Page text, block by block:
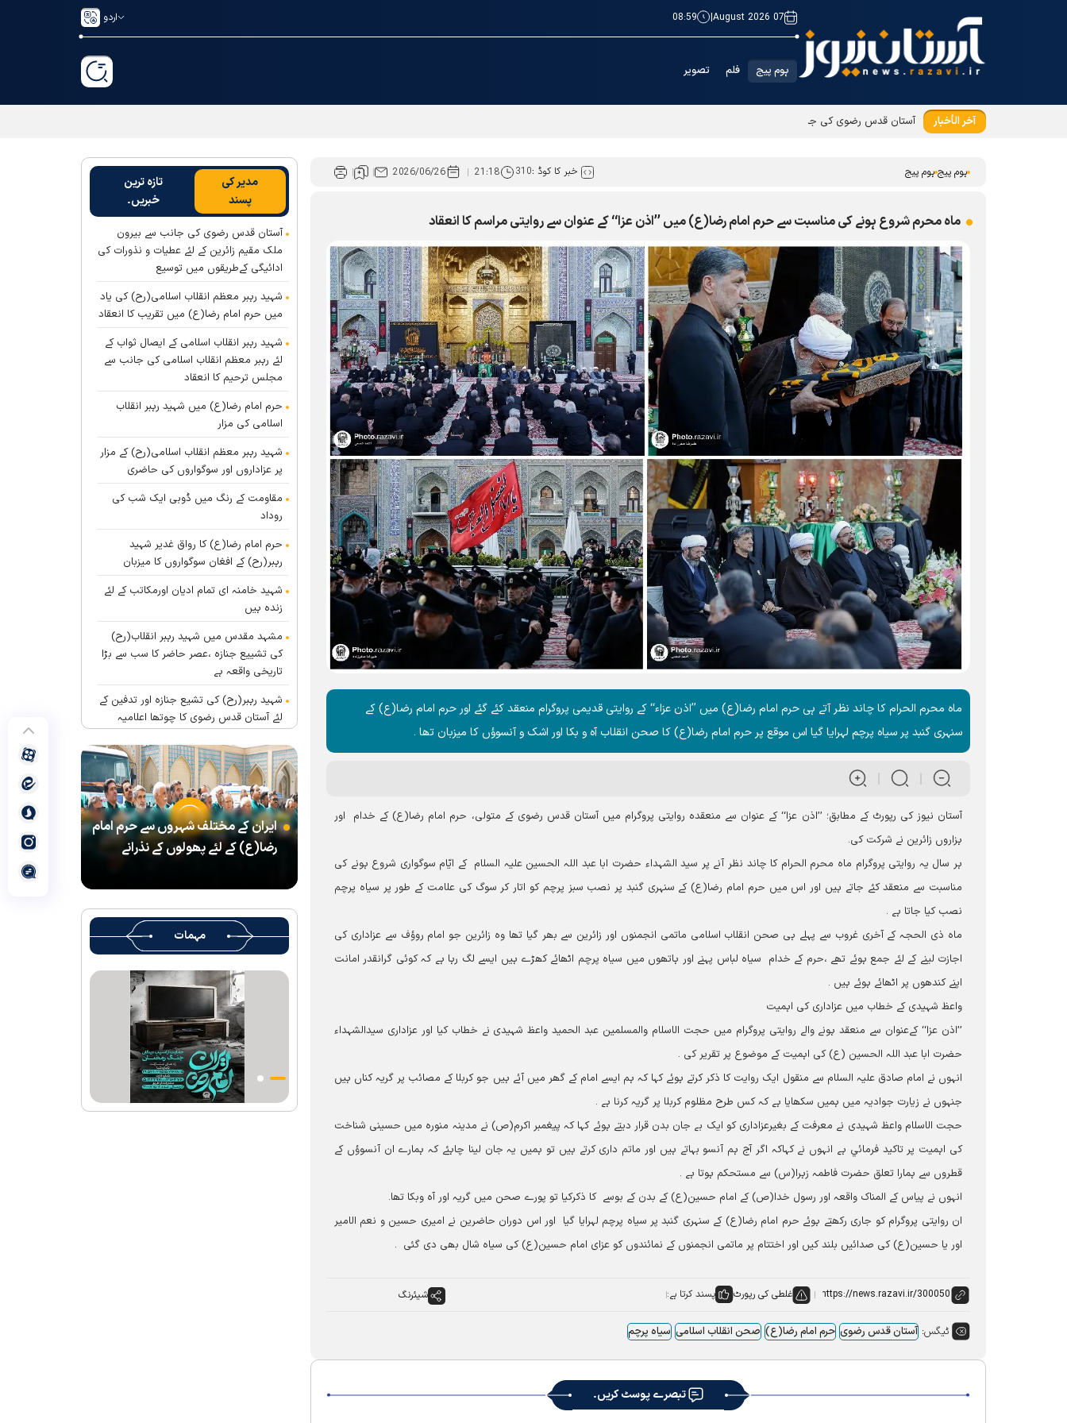
07 August 2026
|
08:59 اردو
ہوم پیج فلم تصویر
آخر الأخبار آستان قدس رضوی کی جانب سے بیرون ملک مقیم زائرین کے لئے عطیات و نذورات کی ادائیگی کےطریقوں میں توسیع
ہوم پیج ہوم پیج خبر کا کوڈ :310
21:18
2026/06/26
ماہ محرم شروع ہونے کی مناسبت سے حرم امام رضا(ع) میں ’’اذن عزا‘‘ کے عنوان سے روایتی مراسم کا انعقاد
ماہ محرم الحرام کا چاند نظر آتے ہی حرم امام رضا(ع) میں ’’اذن عزاء‘‘ کے روایتی قدیمی پروگرام منعقد کئے گئے اور حرم امام رضا(ع) کے
سنہری گنبد پر سیاہ پرچم لہرایا گیا اس موقع پر حرم امام رضا(ع) کا صحن انقلاب آہ و بکا اور اشک و آنسوؤں کا میزبان تھا ۔
آستان نیوز کی رپورٹ کے مطابق؛ ’’اذن عزا‘‘ کے عنوان سے منعقدہ روایتی پروگرام میں آستان قدس رضوی کے متولی، حرم امام رضا(ع) کے خدام اور
ہزاروں زائرین نے شرکت کی۔
ہر سال یہ روایتی پروگرام ماہ محرم الحرام کا چاند نظر آنے پر سید الشہداء حضرت ابا عبد اللہ الحسین علیہ السلام کے ایّام سوگواری شروع ہونے کی
مناسبت سے منعقد کئے جاتے ہیں اور اس میں حرم امام رضا(ع) کے سنہری گنبد پر نصب سبز پرچم کو اتار کر سوگ کی علامت کے طور پر سیاہ پرچم
نصب کیا جاتا ہے ۔
ماہ ذی الحجہ کے آخری غروب سے پہلے ہی صحن انقلاب اسلامی ماتمی انجمنوں اور زائرین سے بھر گیا تھا وہ زائرین جو امام روؤف سے عزاداری کی
اجازت لینے کے لئے جمع ہوئے تھے ،حرم کے خدام سیاہ لباس پہنے اور ہاتھوں میں سیاہ پرچم اٹھائے کھڑے ہیں ایسے لگ رہا ہے کہ کوئی گرانقدر امانت
اپنے کندھوں پر اٹھائے ہوئے ہیں ۔
واعظ شہیدی کے خطاب میں عزاداری کی اہمیت
’’اذن عزا‘‘ کےعنوان سے منعقد ہونے والے روایتی پروگرام میں حجت الاسلام والمسلمین عبد الحمید واعظ شہیدی نے خطاب کیا اور عزاداری سیدالشہداء
حضرت ابا عبد اللہ الحسین (ع) کی اہمیت کے موضوع پر تقریر کی ۔
انہوں نے امام صادق علیہ السلام سے منقول ایک روایت کا ذکر کرتے ہوئے کہا کہ ہم ایسے امام کے گھر میں آئے ہیں جو کربلا کے مصائب پر گریہ کناں ہیں
جنہوں نے زیارت جوادیہ میں ہمیں سکھایا ہے کہ کس طرح مظلوم کربلا پر گریہ کرنا ہے ۔
حجت الاسلام واعظ شہیدی نے معرفت کے بغیرعزاداری کو ایک بے جان بدن قرار دیتے ہوئے کہا کہ پیغمبر اکرم(ص) نے مدینہ منورہ میں حسینی شناخت
کی اہمیت پر تاکید فرمائي ہے انہوں نے کہاکہ اگر آج ہم آنسو بہاتے ہیں اور ماتم داری کرتے ہیں تو ہمیں یہ جان لینا چاہئے کہ ہمارے ان آنسوؤں کے
قطروں سے ہمارا تعلق حضرت فاطمہ زہرا(س) سے مستحکم ہوتا ہے ۔
انہوں نے پیاس کے المناک واقعہ اور رسول خدا(ص) کے امام حسین(ع) کے بدن کے بوسے کا ذکرکیا تو پورے صحن میں گریہ اور آہ وبکا تھا۔
ان روایتی پروگرام کو جاری رکھتے ہوئے حرم امام رضا(ع) کے سنہری گنبد پر سیاہ پرچم لہرایا گیا اور اس دوران حاضرین نے امیری حسین و نعم الامیر
اور یا حسین(ع) کی صدائیں بلند کیں اور اختتام پر ماتمی انجمنوں کے نمائندوں کو عزای امام حسین(ع) کی سیاہ شال بھی دی گئی ۔
غلطی کی رپورٹ پسند کرتا ہے: شیئرنگ
ٹیگس: آستان قدس رضوی حرم امام رضا(ع) صحن انقلاب اسلامی سیاہ پرچم
تبصرے پوسٹ کریں۔
مدیر کی
پسند
تازہ ترین
خبریں۔
آستان قدس رضوی کی جانب سے بیرون
ملک مقیم زائرین کے لئے عطیات و نذورات کی
ادائیگی کےطریقوں میں توسیع
شہید رہبر معظم انقلاب اسلامی(رح) کی یاد
میں حرم امام رضا(ع) میں تقریب کا انعقاد
شہید رہبر انقلاب اسلامی کے ایصال ثواب کے
لئے رہبر معظم انقلاب اسلامی کی جانب سے
مجلس ترحیم کا انعقاد
حرم امام رضا(ع) میں شہید رہبر انقلاب
اسلامی کی مزار
شہید رہبر معظم انقلاب اسلامی(رح) کے مزار
پر عزاداروں اور سوگواروں کی حاضری
مقاومت کے رنگ میں ڈوبی ایک شب کی
روداد
حرم امام رضا(ع) کا رواق غدیر شہید
رہبر(رح) کے افغان سوگواروں کا میزبان
شہید خامنہ ای تمام ادیان اورمکاتب کے لئے
زندہ ہيں
مشہد مقدس میں شہید رہبر انقلاب(رح)
کی تشییع جنازہ ،عصر حاضر کا سب سے بڑا
تاریخی واقعہ ہے
شہید رہبر(رح) کی تشیع جنازہ اور تدفین کے
لئے آستان قدس رضوی کا چوتھا اعلامیہ
حرم امام رضا(ع) میں واقع شہید رہبر(رح)
کے تحائف کا میوزیم اور قرآنی میوزیم کھول
دیا گیا ہے
شہید رہبر کے تشیع جنازہ میں شرکت کے لئے
آستان قدس رضوی کے متولی کا پیغام
بین الاقوامی سطح پر ’’قومو للہ‘‘ نعرے کی
پروگرام
رہبرشہید کے سوگواروں کے لئے کرامت رضوی
(( آقای شہید ایران )) نامی چار جلدوں پر
مشتمل کتاب منظرعام پر آگئی
شہید رہبر(رح) ایک قرآنی نابغہ اور قرآنی
احکامات پرعمل کرنے والی شخصیت تھے؛
استاد پناہی
ایران کے مختلف شہروں سے حرم امام
رضا(ع) کے لئے پھولوں کے نذرانے
مہمات